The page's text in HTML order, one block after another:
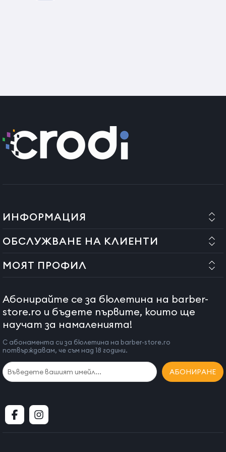
към чл. 16, буква "д" от Извънредна наредба 34/2014 г. за
някои нормативни актове, продуктите, които се
използват за последните цели, както и за други цели,
доколкото последващата употреба на използвания
Всички операции по сглобяване на продукта трябва да се
извършват в оторизиран сервиз и от квалифициран
персонал.
Ако това условие не е спазено и монтажът не е извършен от
оторизиран персонал, нашата компания не носи
продукта.
ИНФОРМАЦИЯ
ОБСЛУЖВАНЕ НА КЛИЕНТИ
МОЯТ ПРОФИЛ
Абонирайте се за бюлетина на barber-
store.ro и бъдете първите, които ще
научат за намаленията!
С абонамента си за бюлетина на barber-store.ro
потвърждавам, че съм над 18 години.
АБОНИРАНЕ